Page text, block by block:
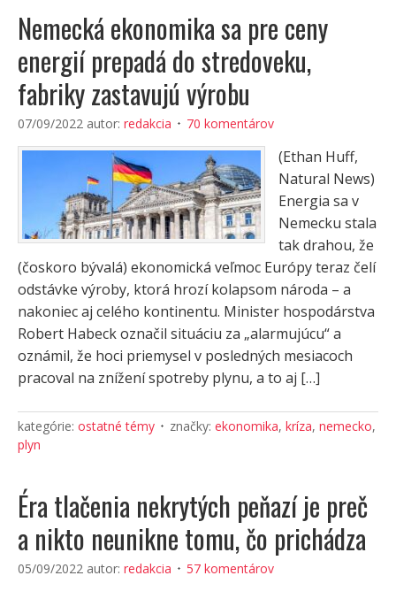
Nemecká ekonomika sa pre ceny
energií prepadá do stredoveku,
fabriky zastavujú výrobu
07/09/2022 autor: redakcia 70 komentárov
(Ethan Huff,
Natural News)
Energia sa v
Nemecku stala
tak drahou, že
(čoskoro bývalá) ekonomická veľmoc Európy teraz čelí
odstávke výroby, ktorá hrozí kolapsom národa – a
nakoniec aj celého kontinentu. Minister hospodárstva
Robert Habeck označil situáciu za „alarmujúcu“ a
oznámil, že hoci priemysel v posledných mesiacoch
pracoval na znížení spotreby plynu, a to aj […]
kategórie: ostatné témy značky: ekonomika, kríza, nemecko,
plyn
Éra tlačenia nekrytých peňazí je preč
a nikto neunikne tomu, čo prichádza
05/09/2022 autor: redakcia 57 komentárov